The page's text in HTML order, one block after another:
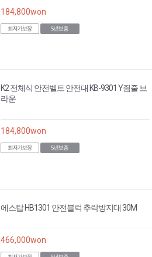
184,800won
K2 전체식 안전벨트 안전대 KB-9301 Y죔줄 브
라운
184,800won
에스탑 HB1301 안전블럭 추락방지대 30M
466,000won